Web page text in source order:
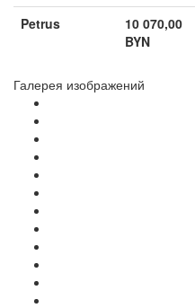
Petrus
10 070,00
BYN
Галерея изображений